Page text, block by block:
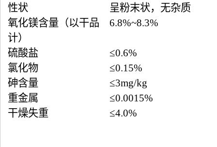
性状
呈粉末状，无杂质
氧化镁含量（以干品
计）
6.8%~8.3%
硫酸盐
≤0.6%
氯化物
≤0.15%
砷含量
≤3mg/kg
重金属
≤0.0015%
干燥失重
≤4.0%